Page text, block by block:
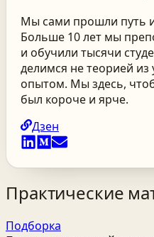
Мы сами прошли путь
Больше 10 лет мы
и обучили тысячи
делимся не теорией
опытом. Мы здесь,
был короче и ярче.
Дзен
Практические
Подборка